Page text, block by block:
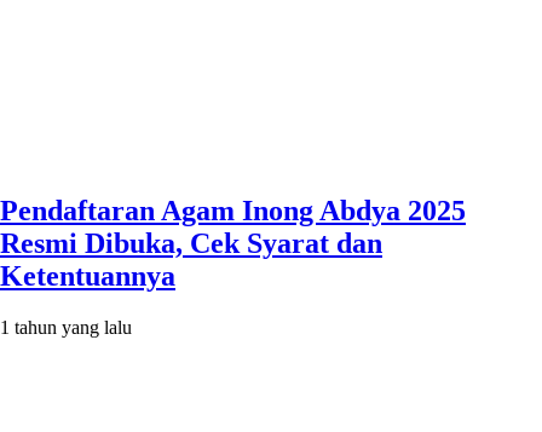
Pendaftaran Agam Inong Abdya 2025
Resmi Dibuka, Cek Syarat dan
Ketentuannya
1 tahun yang lalu